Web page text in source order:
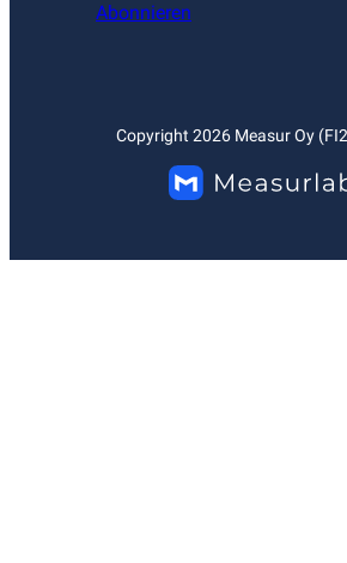
Abonnieren
Copyright 2026Measur Oy